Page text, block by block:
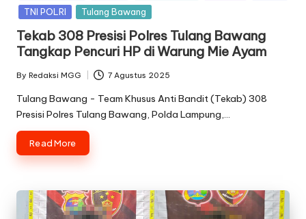
TNI POLRI
Tulang Bawang
Tekab 308 Presisi Polres Tulang Bawang
Tangkap Pencuri HP di Warung Mie Ayam
Posted
by
By Redaksi MGG 7 Agustus 2025
Tulang Bawang - Team Khusus Anti Bandit (Tekab) 308
Presisi Polres Tulang Bawang, Polda Lampung,…
Read More